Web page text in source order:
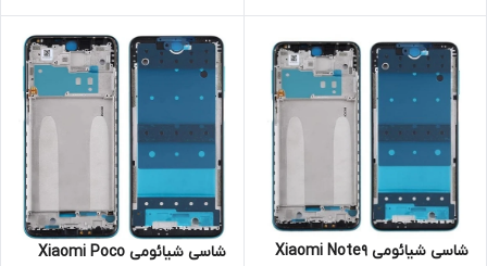
شاسی شیائومی Xiaomi Note9
شاسی شیائومی Xiaomi Poco